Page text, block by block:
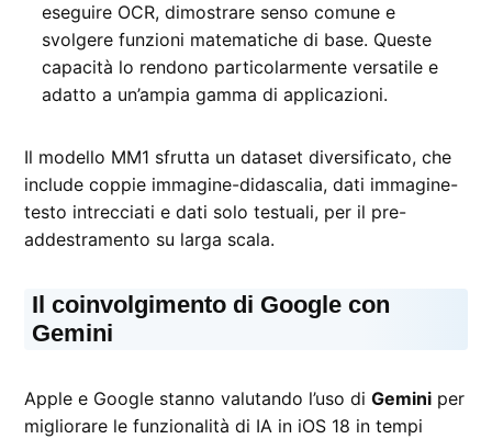
eseguire OCR, dimostrare senso comune e
svolgere funzioni matematiche di base. Queste
capacità lo rendono particolarmente versatile e
adatto a un’ampia gamma di applicazioni.
Il modello MM1 sfrutta un dataset diversificato, che
include coppie immagine-didascalia, dati immagine-
testo intrecciati e dati solo testuali, per il pre-
addestramento su larga scala.
Il coinvolgimento di Google con
Gemini
Apple e Google stanno valutando l’uso diGemini per
migliorare le funzionalità di IA in iOS 18 in tempi